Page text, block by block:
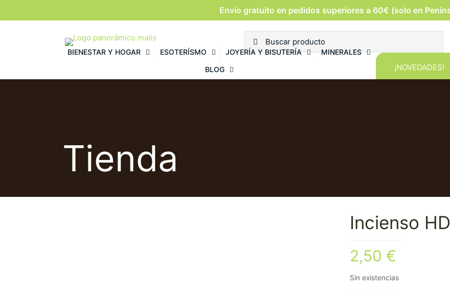
Envío gratuíto en pedidos superiores a 60€ (solo en
BIENESTAR Y HOGAR ESOTERÍSMO JOYERÍA Y BISUTERÍA
MINERALES
BLOG
¡NOVEDADES!
Tienda
Incienso
2,50 €
Sin existencias